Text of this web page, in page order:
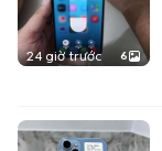
24 giờ trước 6